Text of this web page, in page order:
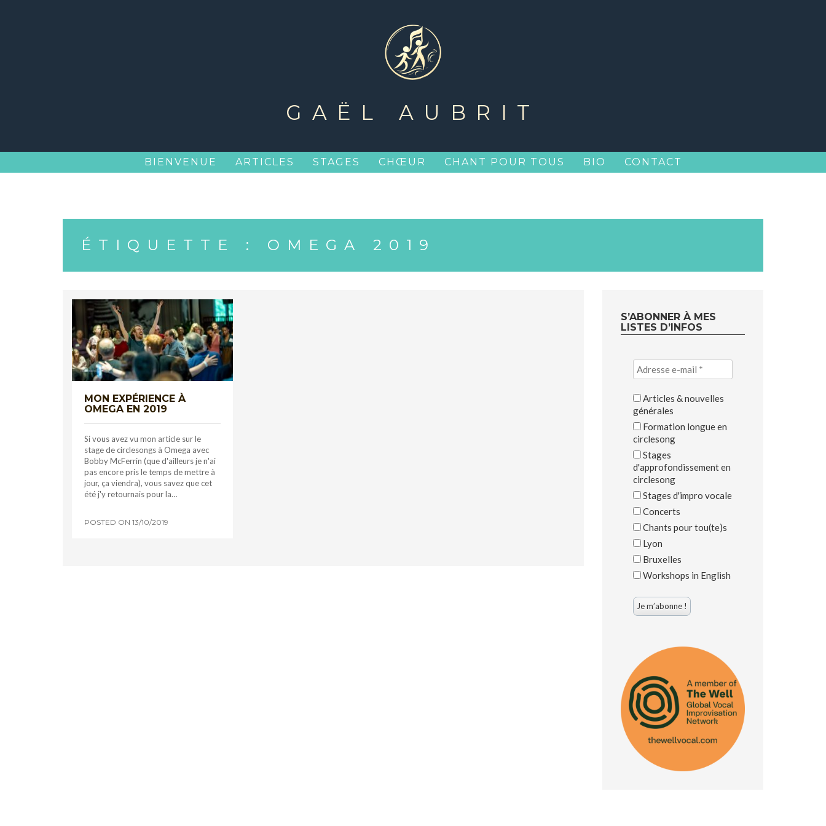
GAËL AUBRIT
BIENVENUE ARTICLES STAGES CHŒUR CHANT POUR TOUS BIO CONTACT
ÉTIQUETTE : OMEGA 2019
MON EXPÉRIENCE À
OMEGA EN 2019
Si vous avez vu mon article sur le
stage de circlesongs à Omega avec
Bobby McFerrin (que d'ailleurs je n'ai
pas encore pris le temps de mettre à
jour, ça viendra), vous savez que cet
été j'y retournais pour la…
POSTED ON 13/10/2019
S’ABONNER À MES
LISTES D’INFOS
Articles & nouvelles
générales
Formation longue en
circlesong
Stages
d'approfondissement en
circlesong
Stages d'impro vocale
Concerts
Chants pour tou(te)s
Lyon
Bruxelles
Workshops in English